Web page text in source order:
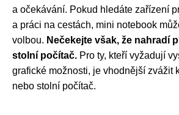
a očekávání. Pokud hledáte zařízení
a práci na cestách, mini notebook
volbou. Nečekejte však, že nahradí
stolní počítač. Pro ty, kteří vyžadují
grafické možnosti, je vhodnější zvážit
nebo stolní počítač.